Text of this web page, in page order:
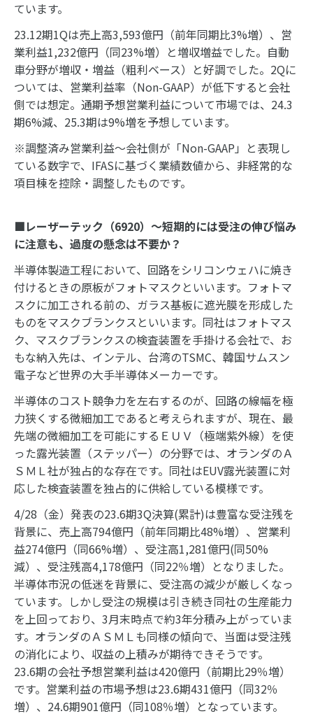
ています。
23.12期1Qは売上高3,593億円（前年同期比3%増）、営
業利益1,232億円（同23%増）と増収増益でした。自動
車分野が増収・増益（粗利ベース）と好調でした。2Qに
ついては、営業利益率（Non-GAAP）が低下すると会社
側では想定。通期予想営業利益について市場では、24.3
期6%減、25.3期は9%増を予想しています。
※調整済み営業利益～会社側が「Non-GAAP」と表現し
ている数字で、IFASに基づく業績数値から、非経常的な
項目棟を控除・調整したものです。
■レーザーテック（6920）～短期的には受注の伸び悩み
に注意も、過度の懸念は不要か？
半導体製造工程において、回路をシリコンウェハに焼き
付けるときの原板がフォトマスクといいます。フォトマ
スクに加工される前の、ガラス基板に遮光膜を形成した
ものをマスクブランクスといいます。同社はフォトマス
ク、マスクブランクスの検査装置を手掛ける会社で、お
もな納入先は、インテル、台湾のTSMC、韓国サムスン
電子など世界の大手半導体メーカーです。
半導体のコスト競争力を左右するのが、回路の線幅を極
力狭くする微細加工であると考えられますが、現在、最
先端の微細加工を可能にするＥＵＶ（極端紫外線）を使
った露光装置（ステッパー）の分野では、オランダのＡ
ＳＭＬ社が独占的な存在です。同社はEUV露光装置に対
応した検査装置を独占的に供給している模様です。
4/28（金）発表の23.6期3Q決算(累計)は豊富な受注残を
背景に、売上高794億円（前年同期比48%増）、営業利
益274億円（同66%増）、受注高1,281億円(同50%
減）、受注残高4,178億円（同22％増）となりました。
半導体市況の低迷を背景に、受注高の減少が厳しくなっ
ています。しかし受注の規模は引き続き同社の生産能力
を上回っており、3月末時点で約3年分積み上がっていま
す。オランダのＡＳＭＬも同様の傾向で、当面は受注残
の消化により、収益の上積みが期待できそうです。
23.6期の会社予想営業利益は420億円（前期比29％増）
です。営業利益の市場予想は23.6期431億円（同32％
増）、24.6期901億円（同108％増）となっています。